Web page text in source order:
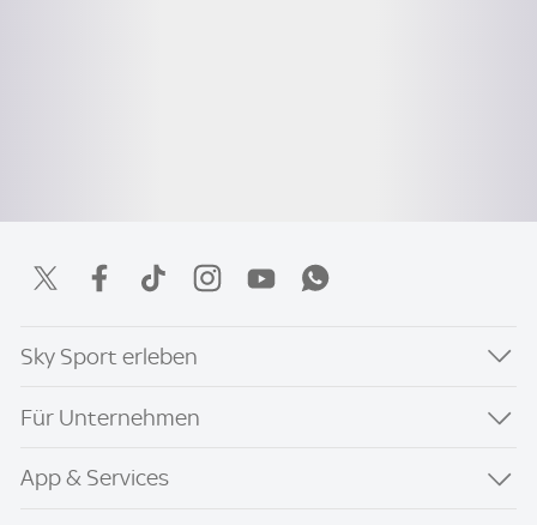
Sky Sport erleben
Für Unternehmen
App & Services